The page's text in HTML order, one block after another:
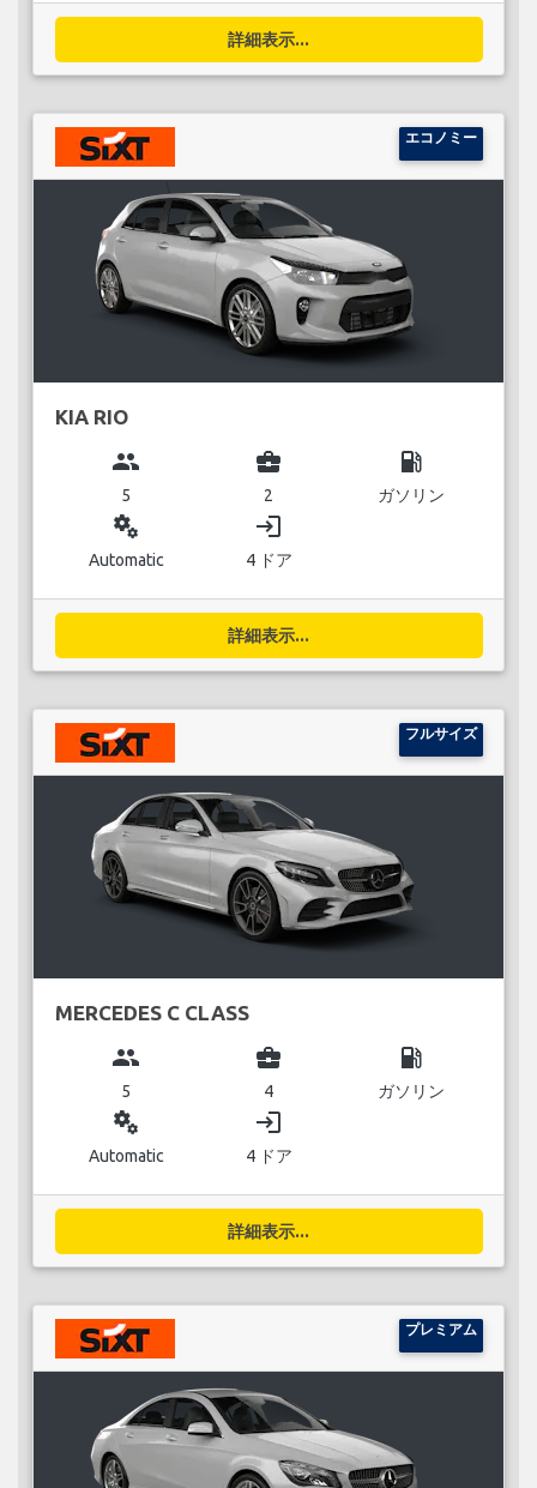
詳細表示...
エコノミー
KIA RIO
group
5
business_center
2
local_gas_station
ガソリン
miscellaneous_services
Automatic
login
4 ドア
詳細表示...
フルサイズ
MERCEDES C CLASS
group
5
business_center
4
local_gas_station
ガソリン
miscellaneous_services
Automatic
login
4 ドア
詳細表示...
プレミアム